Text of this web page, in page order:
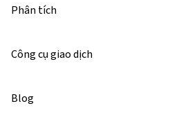
Phân tích
Công cụ giao dịch
Blog